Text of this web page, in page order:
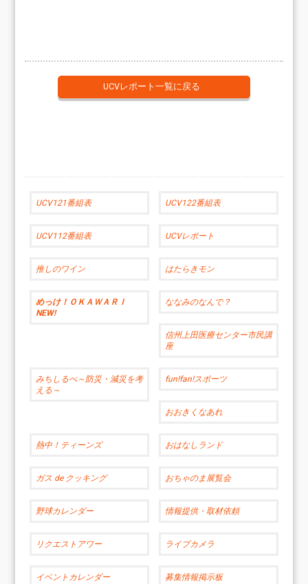
UCVレポート一覧に戻る
UCV121番組表 UCV122番組表
UCV112番組表 UCVレポート
推しのワイン はたらきモン
めっけ！ＯＫＡＷＡＲＩ
NEW!
ななみのなんで？
信州上田医療センター市民講
座
みちしるべ～防災・減災を考
える～
fun!fan!スポーツ
おおきくなあれ
熱中！ティーンズ おはなしランド
ガス de クッキング おちゃのま展覧会
野球カレンダー 情報提供・取材依頼
リクエストアワー ライブカメラ
イベントカレンダー 募集情報掲示板